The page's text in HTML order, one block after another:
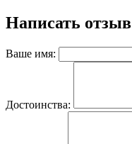
Написать отзыв
Ваше имя:
Достоинства: